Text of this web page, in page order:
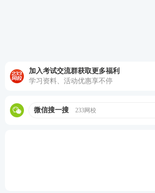
加入考试交流群获取更多福利
学习资料、活动优惠享不停
微信搜一搜 233网校